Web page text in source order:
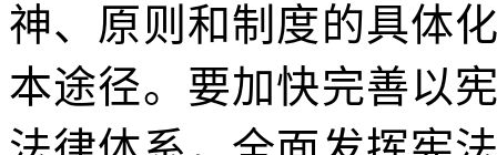
神、原则和制度的具体
本途径。要加快完善以